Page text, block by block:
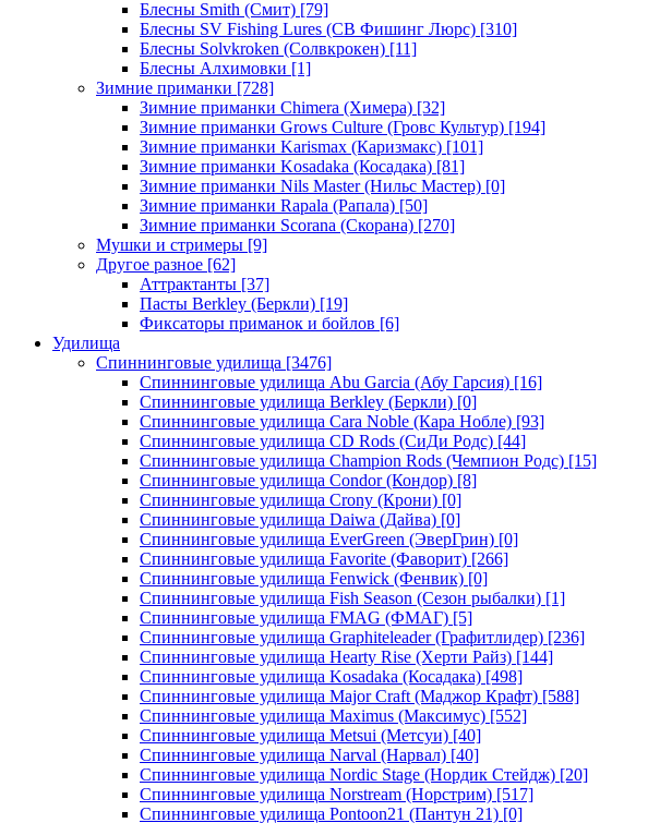
Блесны Smith (Смит) [79]
Блесны SV Fishing Lures (СВ Фишинг Люрс) [310]
Блесны Solvkroken (Солвкрокен) [11]
Блесны Алхимовки [1]
Зимние приманки [728]
Зимние приманки Chimera (Химера) [32]
Зимние приманки Grows Culture (Гровс Культур) [194]
Зимние приманки Karismax (Каризмакс) [101]
Зимние приманки Kosadaka (Косадака) [81]
Зимние приманки Nils Master (Нильс Мастер) [0]
Зимние приманки Rapala (Рапала) [50]
Зимние приманки Scorana (Скорана) [270]
Мушки и стримеры [9]
Другое разное [62]
Аттрактанты [37]
Пасты Berkley (Беркли) [19]
Фиксаторы приманок и бойлов [6]
Удилища
Спиннинговые удилища [3476]
Спиннинговые удилища Abu Garcia (Абу Гарсия) [16]
Спиннинговые удилища Berkley (Беркли) [0]
Спиннинговые удилища Cara Noble (Кара Нобле) [93]
Спиннинговые удилища CD Rods (СиДи Родс) [44]
Спиннинговые удилища Champion Rods (Чемпион Родс) [15]
Спиннинговые удилища Condor (Кондор) [8]
Спиннинговые удилища Crony (Крони) [0]
Спиннинговые удилища Daiwa (Дайва) [0]
Спиннинговые удилища EverGreen (ЭверГрин) [0]
Спиннинговые удилища Favorite (Фаворит) [266]
Спиннинговые удилища Fenwick (Фенвик) [0]
Спиннинговые удилища Fish Season (Сезон рыбалки) [1]
Спиннинговые удилища FMAG (ФМАГ) [5]
Спиннинговые удилища Graphiteleader (Графитлидер) [236]
Спиннинговые удилища Hearty Rise (Херти Райз) [144]
Спиннинговые удилища Kosadaka (Косадака) [498]
Спиннинговые удилища Major Craft (Маджор Крафт) [588]
Спиннинговые удилища Maximus (Максимус) [552]
Спиннинговые удилища Metsui (Метсуи) [40]
Спиннинговые удилища Narval (Нарвал) [40]
Спиннинговые удилища Nordic Stage (Нордик Стейдж) [20]
Спиннинговые удилища Norstream (Норстрим) [517]
Спиннинговые удилища Pontoon21 (Пантун 21) [0]